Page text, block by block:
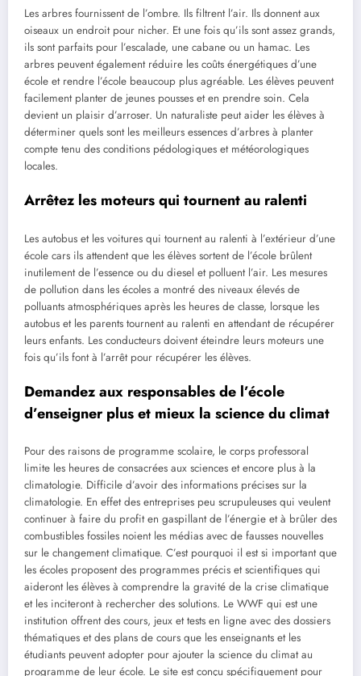
Les arbres fournissent de l’ombre. Ils filtrent l’air. Ils donnent aux
oiseaux un endroit pour nicher. Et une fois qu’ils sont assez grands,
ils sont parfaits pour l’escalade, une cabane ou un hamac. Les
arbres peuvent également réduire les coûts énergétiques d’une
école et rendre l’école beaucoup plus agréable. Les élèves peuvent
facilement planter de jeunes pousses et en prendre soin. Cela
devient un plaisir d’arroser. Un naturaliste peut aider les élèves à
déterminer quels sont les meilleurs essences d’arbres à planter
compte tenu des conditions pédologiques et météorologiques
locales.
Arrêtez les moteurs qui tournent au ralenti
Les autobus et les voitures qui tournent au ralenti à l’extérieur d’une
école cars ils attendent que les élèves sortent de l’école brûlent
inutilement de l’essence ou du diesel et polluent l’air. Les mesures
de pollution dans les écoles a montré des niveaux élevés de
polluants atmosphériques après les heures de classe, lorsque les
autobus et les parents tournent au ralenti en attendant de récupérer
leurs enfants. Les conducteurs doivent éteindre leurs moteurs une
fois qu’ils font à l’arrêt pour récupérer les élèves.
Demandez aux responsables de l’école
d’enseigner plus et mieux la science du climat
Pour des raisons de programme scolaire, le corps professoral
limite les heures de consacrées aux sciences et encore plus à la
climatologie. Difficile d’avoir des informations précises sur la
climatologie. En effet des entreprises peu scrupuleuses qui veulent
continuer à faire du profit en gaspillant de l’énergie et à brûler des
combustibles fossiles noient les médias avec de fausses nouvelles
sur le changement climatique. C’est pourquoi il est si important que
les écoles proposent des programmes précis et scientifiques qui
aideront les élèves à comprendre la gravité de la crise climatique
et les inciteront à rechercher des solutions. Le WWF qui est une
institution offrent des cours, jeux et tests en ligne avec des dossiers
thématiques et des plans de cours que les enseignants et les
étudiants peuvent adopter pour ajouter la science du climat au
programme de leur école. Le site est conçu spécifiquement pour